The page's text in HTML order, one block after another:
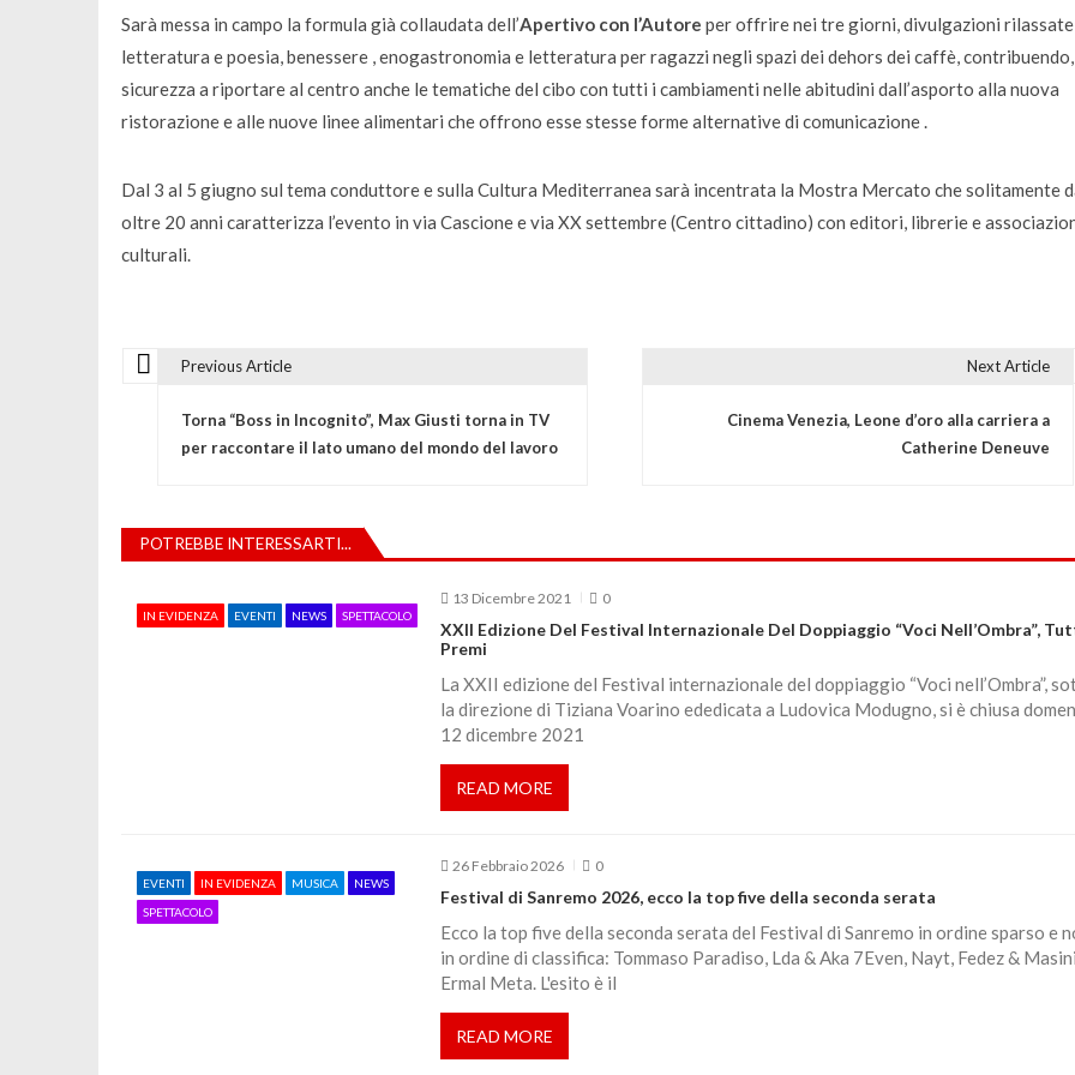
Sarà messa in campo la formula già collaudata dell’Apertivo con l’Autore per offrire nei tre giorni, divulgazioni rilassate
letteratura e poesia, benessere , enogastronomia e letteratura per ragazzi negli spazi dei dehors dei caffè,
sicurezza a riportare al centro anche le tematiche del cibo con tutti i cambiamenti nelle abitudini dall’asporto alla nuova
ristorazione e alle nuove linee alimentari che offrono esse stesse forme alternative di comunicazione .
Dal 3 al 5 giugno sul tema conduttore e sulla Cultura Mediterranea sarà incentrata la Mostra Mercato che solitamente
oltre 20 anni caratterizza l’evento in via Cascione e via XX settembre (Centro cittadino) con editori, librerie e
culturali.
v
i
g
o
n
Previous Article
Torna “Boss in Incognito”, Max Giusti torna in TV
per raccontare il lato umano del mondo del lavoro
Next Article
Cinema Venezia, Leone d’oro alla carriera a
Catherine Deneuve
POTREBBE INTERESSARTI...
IN EVIDENZA EVENTI NEWS SPETTACOLO
13 Dicembre 2021 0
XXII Edizione Del Festival Internazionale Del Doppiaggio “Voci Nell’Ombra”,
Premi
La XXII edizione del Festival internazionale del doppiaggio “Voci nell’Ombra”,
la direzione di Tiziana Voarino ededicata a Ludovica Modugno, si è chiusa
12 dicembre 2021
READ MORE
EVENTI IN EVIDENZA MUSICA
NEWS
SPETTACOLO
26 Febbraio 2026 0
Festival di Sanremo 2026, ecco la top five della seconda serata
Ecco la top five della seconda serata del Festival di Sanremo in ordine sparso e
in ordine di classifica: Tommaso Paradiso, Lda & Aka 7Even, Nayt, Fedez &
Ermal Meta. L'esito è il
READ MORE